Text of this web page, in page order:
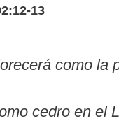
13
como la
cedro en el